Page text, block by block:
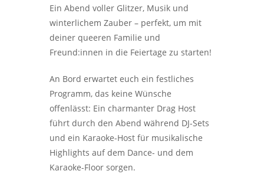
Ein Abend voller Glitzer, Musik und
winterlichem Zauber – perfekt, um mit
deiner queeren Familie und
Freund:innen in die Feiertage zu starten!
An Bord erwartet euch ein festliches
Programm, das keine Wünsche
offenlässt: Ein charmanter Drag Host
führt durch den Abend während DJ-Sets
und ein Karaoke-Host für musikalische
Highlights auf dem Dance- und dem
Karaoke-Floor sorgen.